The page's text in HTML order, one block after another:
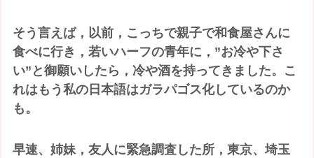
そう言えば，以前，こっちで親子で和食屋さんに
食べに行き，若いハーフの青年に，”お冷や下さ
い”と御願いしたら，冷や酒を持ってきました。こ
れはもう私の日本語はガラパゴス化しているのか
も。
早速、姉妹，友人に緊急調査した所，東京、埼玉